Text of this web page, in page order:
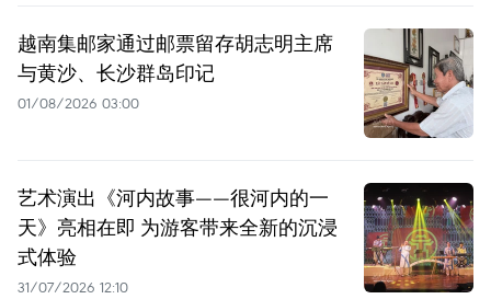
越南集邮家通过邮票留存胡志明主席
与黄沙、长沙群岛印记
01/08/2026 03:00
艺术演出《河内故事——很河内的一
天》亮相在即 为游客带来全新的沉浸
式体验
31/07/2026 12:10